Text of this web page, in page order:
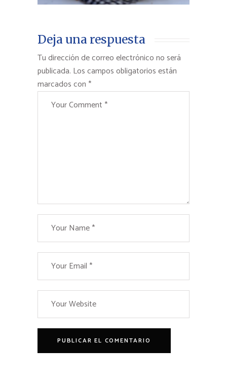
Deja una respuesta
Tu dirección de correo electrónico no será
publicada. Los campos obligatorios están
marcados con *